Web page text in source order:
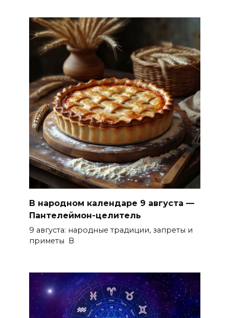
В народном календаре 9 августа —
Пантелеймон-целитель
9 августа: народные традиции, запреты и
приметы В